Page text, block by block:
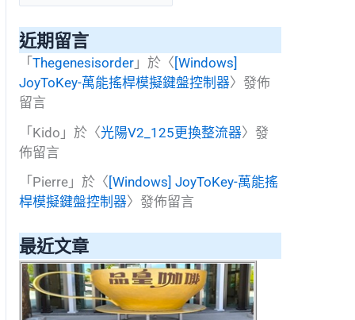
整
近期留言
「 Thegenesisorder 」於〈[Windows]
JoyToKey-萬能搖桿模擬鍵盤控制器〉發佈
留言
「 Kido 」於〈光陽V2_125更換整流器〉發
佈留言
「 Pierre 」於〈 [Windows] JoyToKey-萬能搖
桿模擬鍵盤控制器〉發佈留言
最近文章